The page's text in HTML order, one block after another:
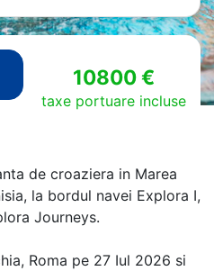
10800 €
taxe portuare incluse
de croaziera in Marea
la bordul navei Explora I,
Journeys.
Roma pe 27 Iul 2026 si